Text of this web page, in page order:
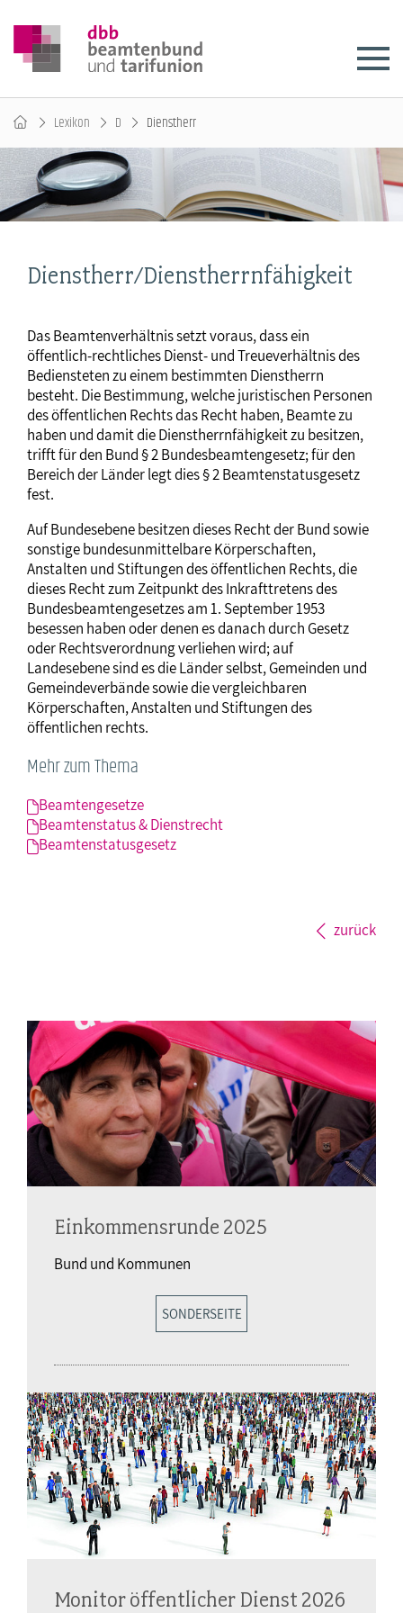
Lexikon D Dienstherr
Dienstherr/Dienstherrnfähigkeit
Das Beamtenverhältnis setzt voraus, dass ein
öffentlich-rechtliches Dienst- und Treueverhältnis des
Bediensteten zu einem bestimmten Dienstherrn
besteht. Die Bestimmung, welche juristischen Personen
des öffentlichen Rechts das Recht haben, Beamte zu
haben und damit die Dienstherrnfähigkeit zu besitzen,
trifft für den Bund § 2 Bundesbeamtengesetz; für den
Bereich der Länder legt dies § 2 Beamtenstatusgesetz
fest.
Auf Bundesebene besitzen dieses Recht der Bund sowie
sonstige bundesunmittelbare Körperschaften,
Anstalten und Stiftungen des öffentlichen Rechts, die
dieses Recht zum Zeitpunkt des Inkrafttretens des
Bundesbeamtengesetzes am 1. September 1953
besessen haben oder denen es danach durch Gesetz
oder Rechtsverordnung verliehen wird; auf
Landesebene sind es die Länder selbst, Gemeinden und
Gemeindeverbände sowie die vergleichbaren
Körperschaften, Anstalten und Stiftungen des
öffentlichen rechts.
Mehr zum Thema
Beamtengesetze
Beamtenstatus & Dienstrecht
Beamtenstatusgesetz
zurück
Einkommensrunde 2025
Bund und Kommunen
SONDERSEITE
Monitor öffentlicher Dienst 2026